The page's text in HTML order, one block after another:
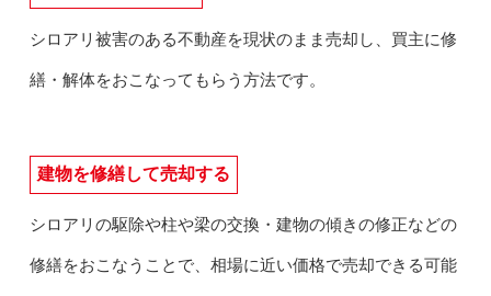
シロアリ被害のある不動産を現状のまま売却し、買主に修
繕・解体をおこなってもらう方法です。
建物を修繕して売却する
シロアリの駆除や柱や梁の交換・建物の傾きの修正などの
修繕をおこなうことで、相場に近い価格で売却できる可能